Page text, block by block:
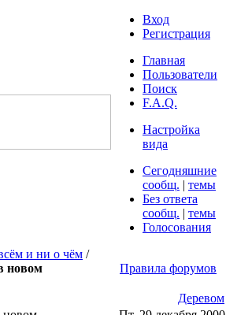
Вход
Регистрация
Главная
Пользователи
Поиск
F.A.Q.
Настройка
вида
Сегодняшние
сообщ. | темы
Без ответа
сообщ. | темы
Голосования
и ни о чём /
новом
Правила форумов
Деревом